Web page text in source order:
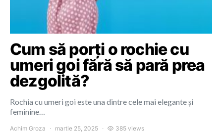
Cum să porți o rochie cu
umeri goi fără să pară prea
dezgolită?
Rochia cu umeri goi este una dintre cele mai elegante și
feminine…
Achim Groza martie 25, 2025 385 views